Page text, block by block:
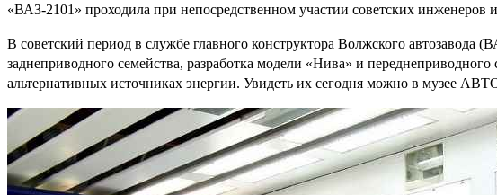
«ВАЗ-2101» проходила при непосредственном участии советских инженеров
В советский период в службе главного конструктора Волжского
заднеприводного семейства, разработка модели «Нива» и
альтернативных источниках энергии. Увидеть их сегодня можно в музее